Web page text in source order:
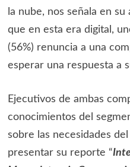
la nube, nos señala en su
que en esta era digital,
(56%) renuncia a una
esperar una respuesta a
Ejecutivos de ambas
conocimientos del
sobre las necesidades
presentar su reporte “